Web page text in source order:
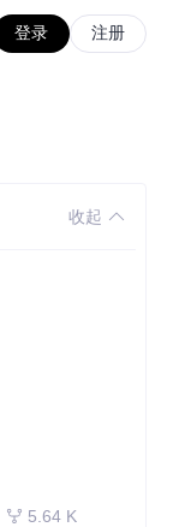
登录 注册
收起
5.64 K